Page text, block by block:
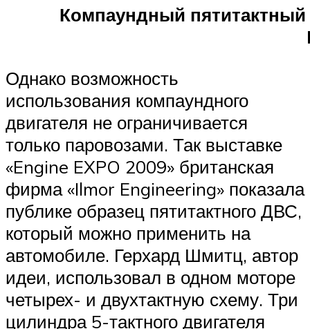
Компаундный пятитактный
Однако возможность
использования компаундного
двигателя не ограничивается
только паровозами. Так выставке
«Engine EXPO 2009» британская
фирма «Ilmor Engineering» показала
публике образец пятитактного ДВС,
который можно применить на
автомобиле. Герхард Шмитц, автор
идеи, использовал в одном моторе
четырех- и двухтактную схему. Три
цилиндра 5-тактного двигателя